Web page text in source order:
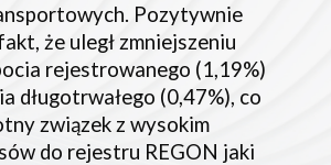
Pozytywnie
że uległ zmniejszeniu
rejestrowanego (1,19%)
długotrwałego (0,47%), co
związek z wysokim
do rejestru REGON jaki